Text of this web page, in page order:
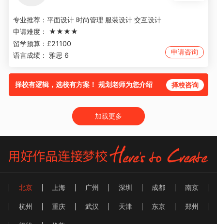
专业推荐： 平面设计 时尚管理 服装设计 交互设计
申请难度：
★★★★
留学预算： £21100
语言成绩：
雅思 6 申请咨询
择校有逻辑，选校有方案！ 规划老师为您介绍 择校咨询
加载更多
北京 上海 广州 深圳 成都 南京
杭州 重庆 武汉 天津 东京 郑州